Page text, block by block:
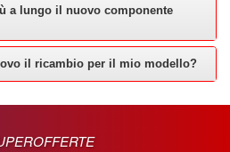
a lungo il nuovo componente
il ricambio per il mio modello?